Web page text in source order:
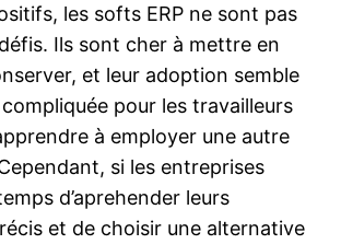
les softs ERP ne sont pas
Ils sont cher à mettre en
et leur adoption semble
pour les travailleurs
à employer une autre
si les entreprises
d’aprehender leurs
et de choisir une alternative